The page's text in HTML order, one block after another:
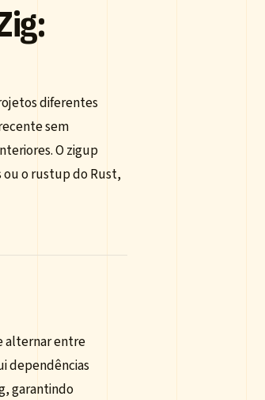
diferentes
sem
O zigup
ou o rustup do Rust,
alternar entre
dependências
garantindo